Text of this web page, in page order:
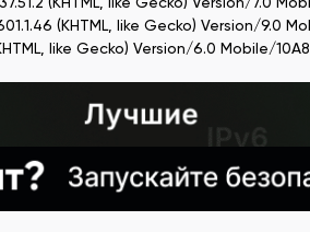
(KHTML, like Gecko) Version/9.0
like Gecko) Version/6.0 Mobile/